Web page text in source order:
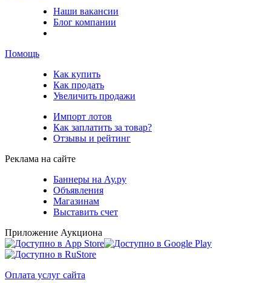
Наши вакансии
Блог компании
Помощь
Как купить
Как продать
Увеличить продажи
Импорт лотов
Как заплатить за товар?
Отзывы и рейтинг
Реклама на сайте
Баннеры на Ау.ру
Объявления
Магазинам
Выставить счет
Приложение Аукциона
Оплата услуг сайта